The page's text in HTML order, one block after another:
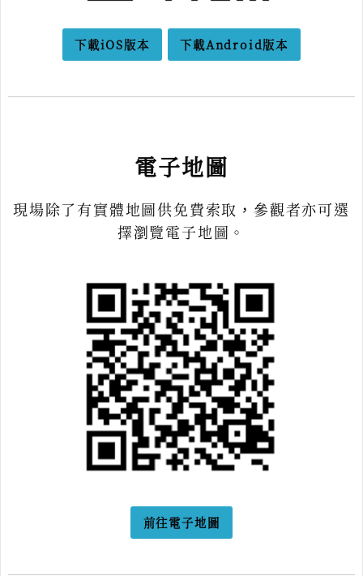
下載iOS版本 下載Android版本
電子地圖
現場除了有實體地圖供免費索取，參觀者亦可選
擇瀏覽電子地圖。
前往電子地圖